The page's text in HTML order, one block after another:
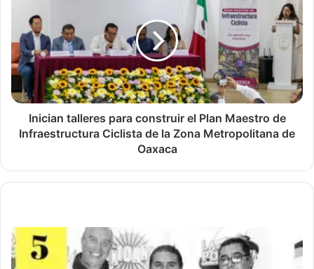
Inician talleres para construir el Plan Maestro de
Infraestructura Ciclista de la Zona Metropolitana de
Oaxaca